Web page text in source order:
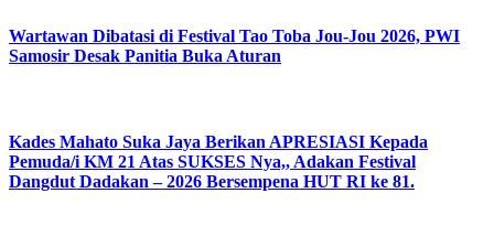
Wartawan Dibatasi di Festival Tao Toba Jou-Jou 2026, PWI
Samosir Desak Panitia Buka Aturan
Kades Mahato Suka Jaya Berikan APRESIASI Kepada
Pemuda/i KM 21 Atas SUKSES Nya,, Adakan Festival
Dangdut Dadakan – 2026 Bersempena HUT RI ke 81.